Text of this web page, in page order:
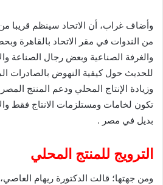
وأضاف غراب، أن الاتحاد سينظم قريبا
من الندوات في مقر الاتحاد بالقاهرة
والغرفة الصناعية وبعض رجال الصناعة
وزيادة الإنتاج المحلي ودعم المنتج
تكون لخامات ومستلزمات الانتاج فقط
بديل في مصر .
الترويج للمنتج المحلي
ومن جهتها؛ قالت الدكتورة ريهام